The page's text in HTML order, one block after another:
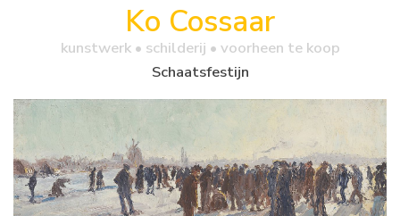
Ko Cossaar
kunstwerk • schilderij • voorheen te koop
Schaatsfestijn